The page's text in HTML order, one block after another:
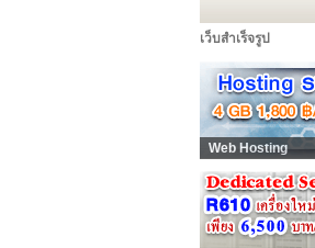
เว็บสำเร็จรูป
Web Hosting